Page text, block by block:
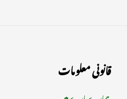
قانونی معلومات